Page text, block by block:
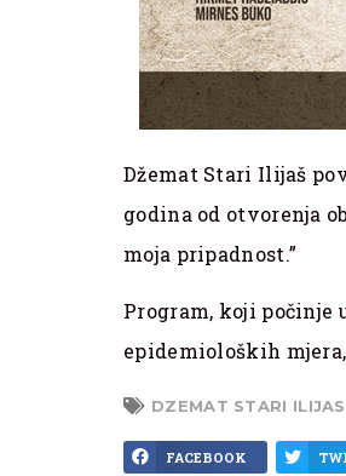
Džemat Stari Ilijaš
godina od otvorenja
moja pripadnost.”
Program, koji počinje
epidemioloških
DZEMAT STARI ILIJAS
FACEBOOK